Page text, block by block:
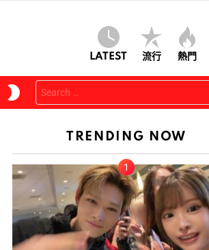
LATEST 流行 熱門
SKIN
Search
for:
TRENDING NOW